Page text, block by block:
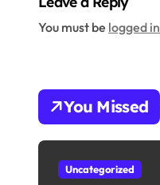
You must be logged in
You Missed
Uncategorized